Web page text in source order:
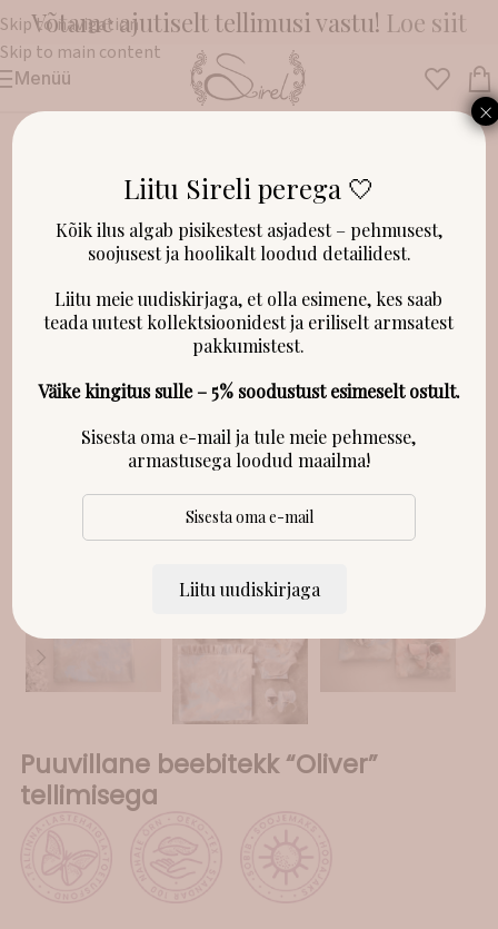
Skip to navigation
Skip to main content
Võtame ajutiselt tellimusi vastu! Loe siit
Menüü
Esileht/Beebitekid
LAOST OTSAS!
Puuvillane beebitekk “Oliver”
tellimisega
Liitu Sireli perega 🤍
Kõik ilus algab pisikestest asjadest – pehmusest,
soojusest ja hoolikalt loodud detailidest.
Liitu meie uudiskirjaga, et olla esimene, kes saab
teada uutest kollektsioonidest ja eriliselt armsatest
pakkumistest.
Väike kingitus sulle – 5% soodustust esimeselt ostult.
Sisesta oma e-mail ja tule meie pehmesse,
armastusega loodud maailma!
Liitu uudiskirjaga
×